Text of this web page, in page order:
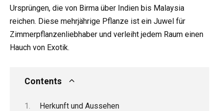
Ursprüngen, die von Birma über Indien bis Malaysia
reichen. Diese mehrjährige Pflanze ist ein Juwel für
Zimmerpflanzenliebhaber und verleiht jedem Raum einen
Hauch von Exotik.
Contents
Herkunft und Aussehen